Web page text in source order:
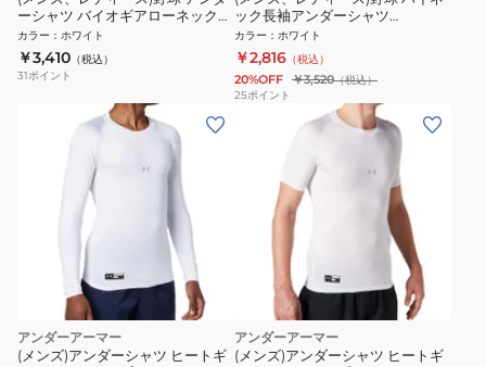
ーシャツ バイオギアローネック半
袖Tシャツ 12JABC3101 速乾 UVカ
ット
カラー ： ホワイト
￥3,410 （税込）
31ポイント
ック長袖アンダーシャツ
12JAAP1101 速乾
カラー ： ホワイト
￥2,816 （税込）
20%OFF ￥3,520（税込）
25ポイント
アンダーアーマー
(メンズ)アンダーシャツ ヒートギ
アンダーアーマー
(メンズ)アンダーシャツ ヒートギ